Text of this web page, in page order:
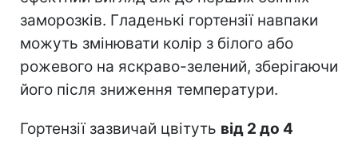
заморозків. Гладенькі гортензії навпаки
можуть змінювати колір з білого або
рожевого на яскраво-зелений, зберігаючи
його після зниження температури.
Гортензії зазвичай цвітуть від 2 до 4